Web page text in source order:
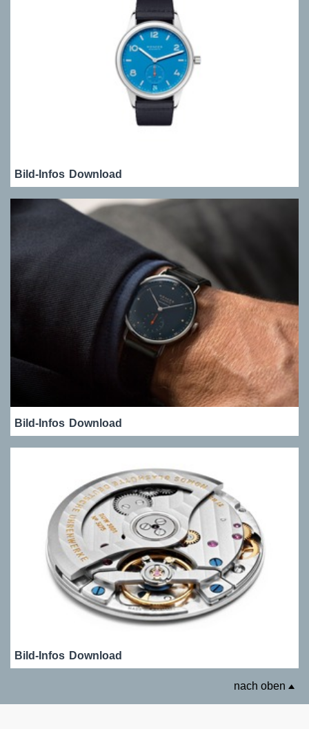
Bild-Infos Download
Bild-Infos Download
Bild-Infos Download
nach oben